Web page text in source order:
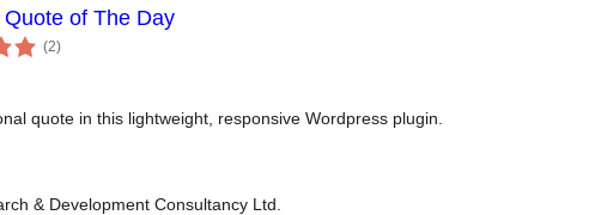
of The Day
(2αξιολογήσεις
σύνολο
)
quote in this lightweight, responsive Wordpress plugin.
& Development Consultancy Ltd.